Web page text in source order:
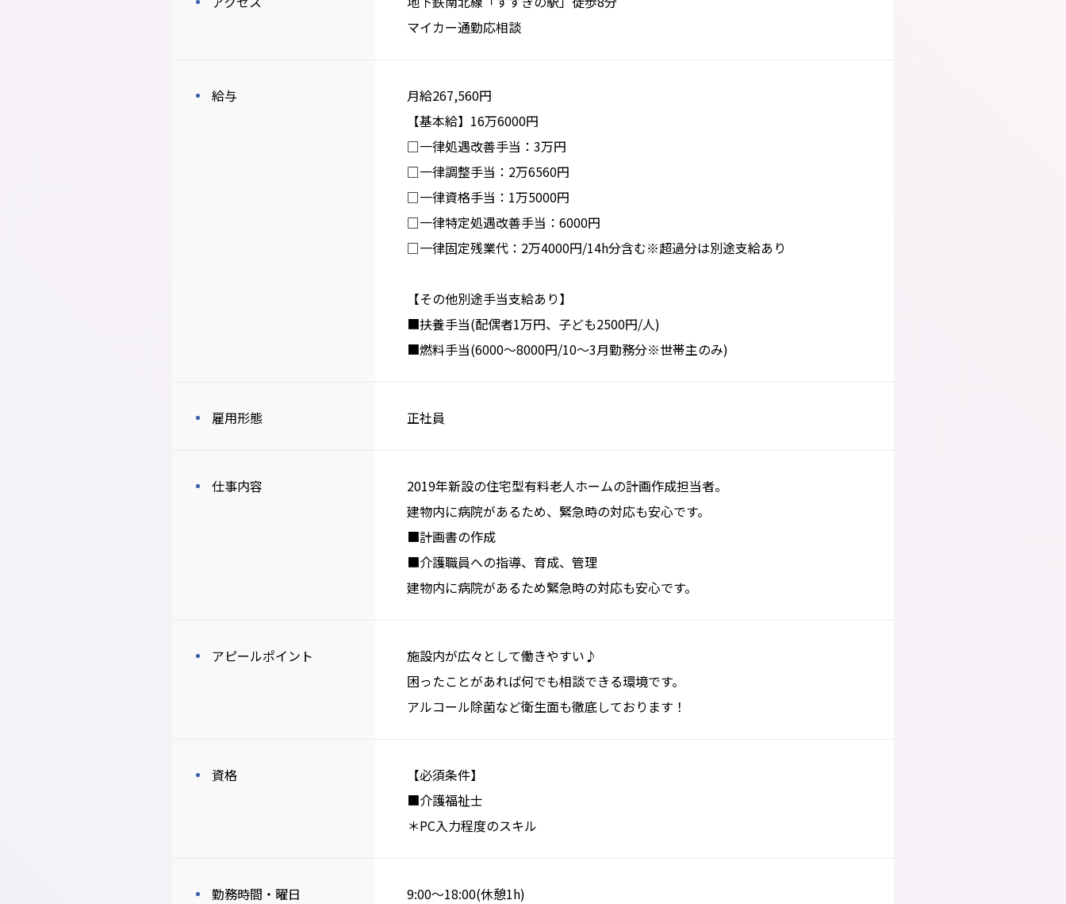
マイカー通勤応相談
給与
月給267,560円
【基本給】16万6000円
□一律処遇改善手当：3万円
□一律調整手当：2万6560円
□一律資格手当：1万5000円
□一律特定処遇改善手当：6000円
□一律固定残業代：2万4000円/14h分含む※超過分は別途支給あり
【その他別途手当支給あり】
■扶養手当(配偶者1万円、子ども2500円/人)
■燃料手当(6000～8000円/10～3月勤務分※世帯主のみ)
雇用形態 正社員
仕事内容
2019年新設の住宅型有料老人ホームの計画作成担当者。
建物内に病院があるため、緊急時の対応も安心です。
■計画書の作成
■介護職員への指導、育成、管理
建物内に病院があるため緊急時の対応も安心です。
アピールポイント
施設内が広々として働きやすい♪
困ったことがあれば何でも相談できる環境です。
アルコール除菌など衛生面も徹底しております！
資格
【必須条件】
■介護福祉士
＊PC入力程度のスキル
勤務時間・曜日 9:00～18:00(休憩1h)